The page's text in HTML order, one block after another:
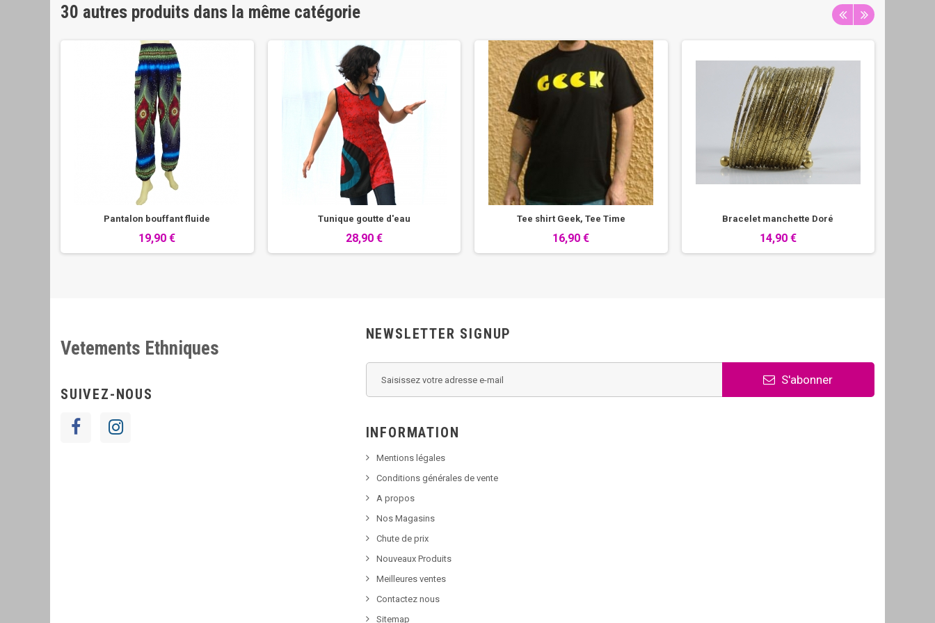
30 autres produits dans la même catégorie
Pantalon bouffant fluide
19,90 €
Tunique goutte d'eau
28,90 €
Tee shirt Geek, Tee Time
16,90 €
Bracelet manchette Doré
14,90 €
Vetements Ethniques
SUIVEZ-NOUS
NEWSLETTER SIGNUP
S'abonner
INFORMATION
Mentions légales
Conditions générales de vente
A propos
Nos Magasins
Chute de prix
Nouveaux Produits
Meilleures ventes
Contactez nous
Sitemap